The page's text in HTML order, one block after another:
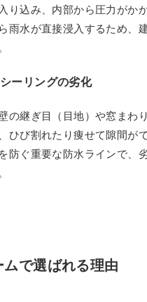
り込み、内部から圧力がか
雨水が直接浸入するため、
シーリングの劣化
の継ぎ目（目地）や窓まわ
ひび割れたり痩せて隙間が
防ぐ重要な防水ラインで、
で選ばれる理由